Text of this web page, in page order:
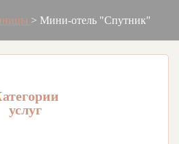
> Мини-отель "Спутник"
услуг